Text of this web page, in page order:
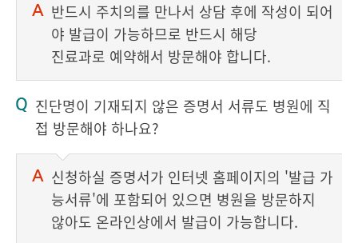
반드시 주치의를 만나서 상담 후에 작성이 되어
야 발급이 가능하므로 반드시 해당
진료과로 예약해서 방문해야 합니다.
진단명이 기재되지 않은 증명서 서류도 병원에 직
접 방문해야 하나요?
신청하실 증명서가 인터넷 홈페이지의 '발급 가
능서류'에 포함되어 있으면 병원을 방문하지
않아도 온라인상에서 발급이 가능합니다.